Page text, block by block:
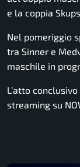
e la coppia
Nel pomeriggio
tra Sinner e
maschile in
L’atto
streaming su